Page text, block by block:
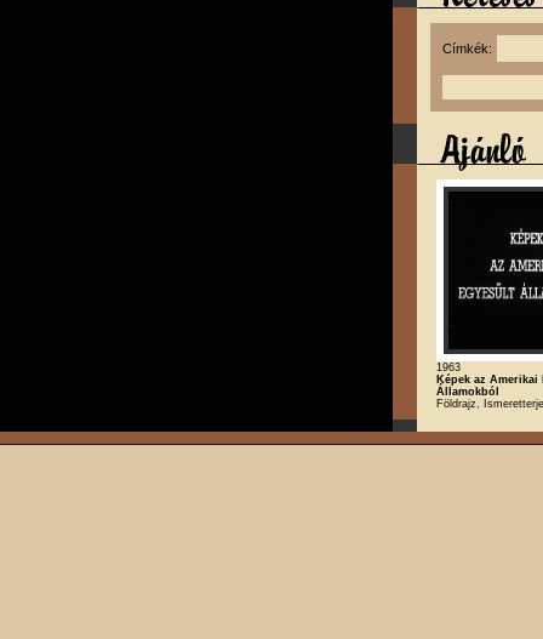
Címkék:
1963
Képek az Amerikai
Államokból
Földrajz,